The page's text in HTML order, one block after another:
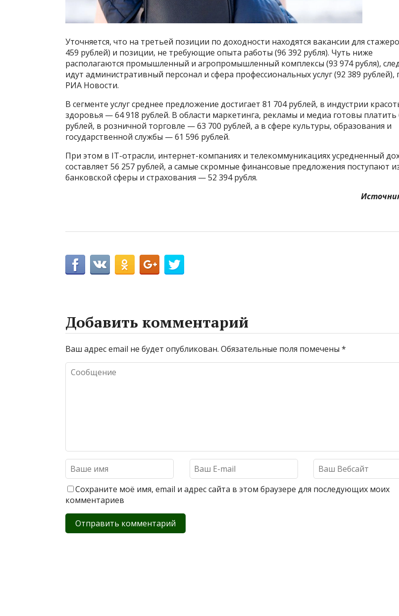
Уточняется, что на третьей позиции по доходности находятся вакансии для
459 рублей) и позиции, не требующие опыта работы (96 392 рубля). Чуть ниже
располагаются промышленный и агропромышленный комплексы (93 974 рубля),
идут административный персонал и сфера профессиональных услуг (92 389 рублей),
РИА Новости.
В сегменте услуг среднее предложение достигает 81 704 рублей, в индустрии
здоровья — 64 918 рублей. В области маркетинга, рекламы и медиа готовы платить
рублей, в розничной торговле — 63 700 рублей, а в сфере культуры, образования и
государственной службы — 61 596 рублей.
При этом в IT-отрасли, интернет-компаниях и телекоммуникациях усредненный
составляет 56 257 рублей, а самые скромные финансовые предложения поступают
банковской сферы и страхования — 52 394 рубля.
Добавить комментарий
Ваш адрес email не будет опубликован. Обязательные поля помечены *
Сохраните моё имя, email и адрес сайта в этом браузере для последующих моих
комментариев